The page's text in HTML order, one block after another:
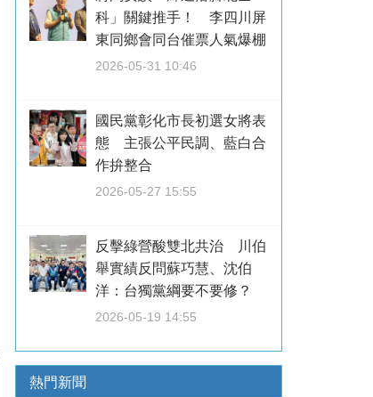
科」關鍵推手！ 李四川屏
東同鄉會同台催票人氣爆棚
2026-05-31 10:46
國民黨彰化市長初選女將表
態 主張公平民調、藍白合
作拚整合
2026-05-27 15:55
反擊綠營酸雙北共治 川伯
舉實績反問蘇巧慧、沈伯
洋：台獨黨綱要不要修？
2026-05-19 14:55
熱門新聞